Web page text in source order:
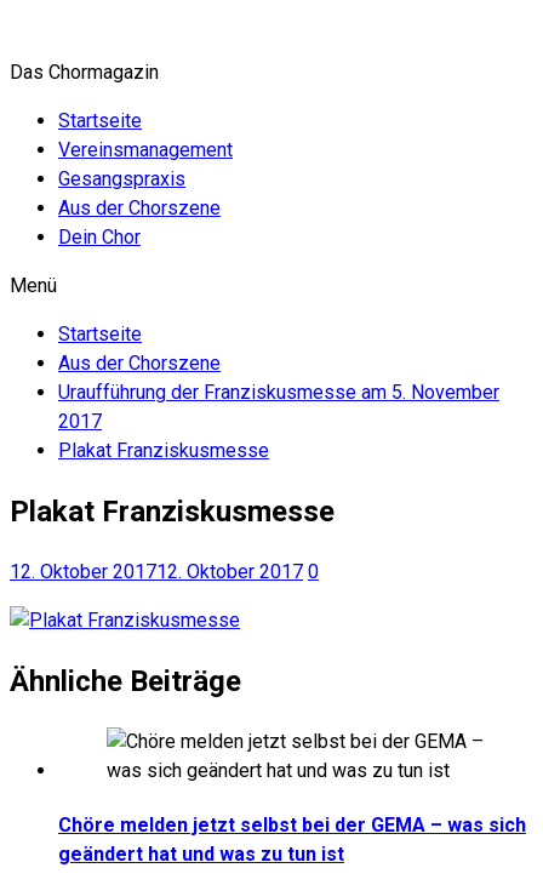
springen
Das Chormagazin
Startseite
Vereinsmanagement
Gesangspraxis
Aus der Chorszene
Dein Chor
Menü
Startseite
Aus der Chorszene
Uraufführung der Franziskusmesse am 5. November
2017
Plakat Franziskusmesse
Plakat Franziskusmesse
12. Oktober 201712. Oktober 2017 0
Ähnliche Beiträge
Chöre melden jetzt selbst bei der GEMA – was sich
geändert hat und was zu tun ist